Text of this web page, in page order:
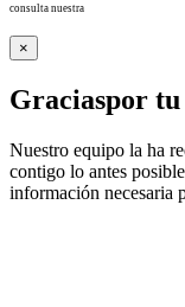
consulta nuestra
×
Graciaspor
Nuestro equipo la ha
contigo lo antes
información necesaria